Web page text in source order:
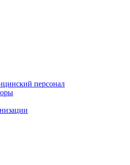
персонал